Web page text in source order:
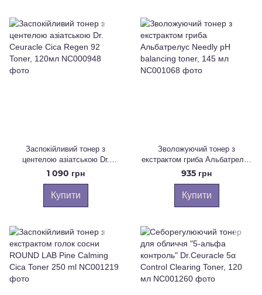
Заспокійливий тонер з
центелою азіатською Dr.
Ceuracle Cica Regen 92 Toner,
120мл
1 090 грн
Купити
Зволожуючий тонер з
екстрактом гриба Альбатрелус
Needly pH balancing toner, 145
935 грн
Купити